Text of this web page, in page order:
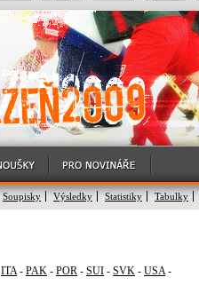
Soupisky Výsledky Statistiky Tabulky
ITA- PAK - POR - SUI - SVK - USA-